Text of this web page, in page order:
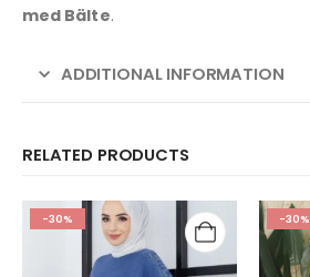
med Bälte.
ADDITIONAL INFORMATION
RELATED PRODUCTS
-30% -50%